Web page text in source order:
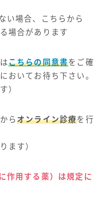
い場合、こちらから
場合があります
こちらの同意書をご確
おいてお待ち下さい。
）
らオンライン診療を行
ます）
作用する薬）は規定に